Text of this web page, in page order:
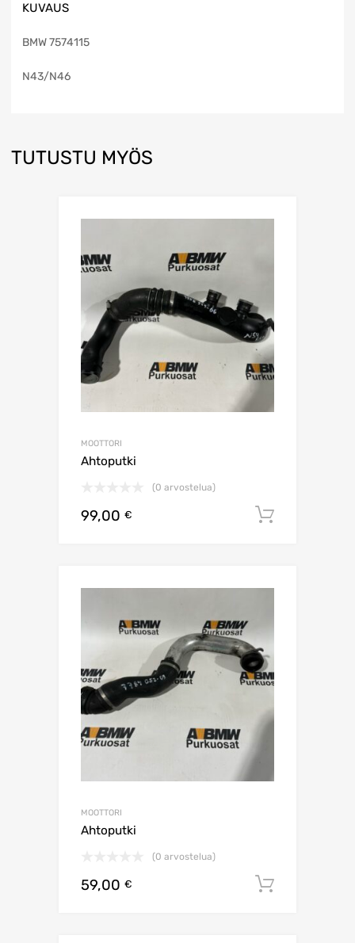
KUVAUS
BMW 7574115
N43/N46
TUTUSTU MYÖS
MOOTTORI
Ahtoputki
(0 arvostelua)
99,00 €
MOOTTORI
Ahtoputki
(0 arvostelua)
59,00 €